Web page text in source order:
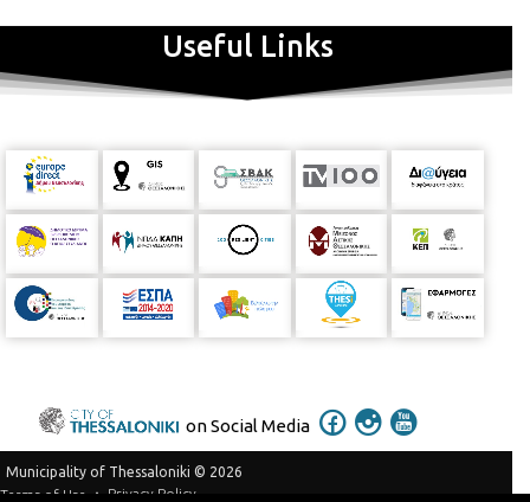
Useful Links
on Social Media
Municipality of Thessaloniki © 2026
Terms of Use
Privacy Policy